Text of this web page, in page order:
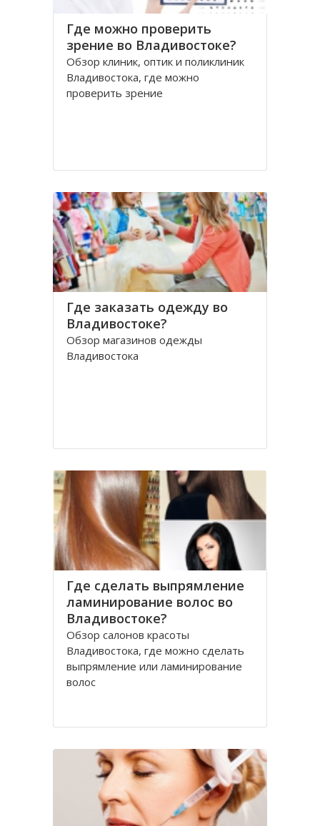
Где можно проверить
зрение во Владивостоке?
Обзор клиник, оптик и поликлиник
Владивостока, где можно
проверить зрение
Где заказать одежду во
Владивостоке?
Обзор магазинов одежды
Владивостока
Где сделать выпрямление
ламинирование волос во
Владивостоке?
Обзор салонов красоты
Владивостока, где можно сделать
выпрямление или ламинирование
волос